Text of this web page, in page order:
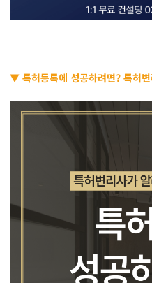
▼ 특허등록에 성공하려면? 특허